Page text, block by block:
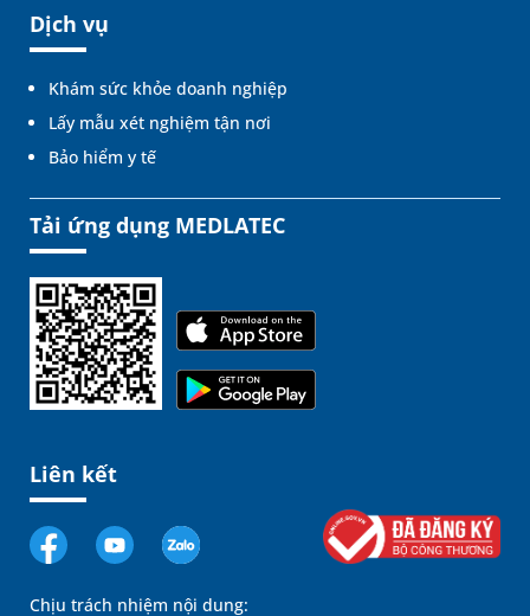
Dịch vụ
Khám sức khỏe doanh nghiệp
Lấy mẫu xét nghiệm tận nơi
Bảo hiểm y tế
Tải ứng dụng MEDLATEC
Liên kết
Chịu trách nhiệm nội dung: